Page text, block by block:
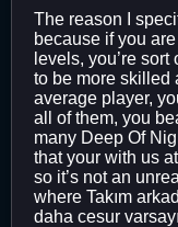
The reason I
because if you
levels, you’re
to be more skilled
average player,
all of them, you
many Deep Of
that your with us
so it’s not an
where Takım
daha cesur